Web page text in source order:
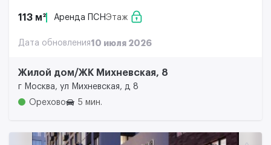
113 м² Аренда ПСНЭтаж
Дата обновления10 июля 2026
Жилой дом/ЖК Михневская, 8
г Москва, ул Михневская, д 8
Орехово
5 мин.